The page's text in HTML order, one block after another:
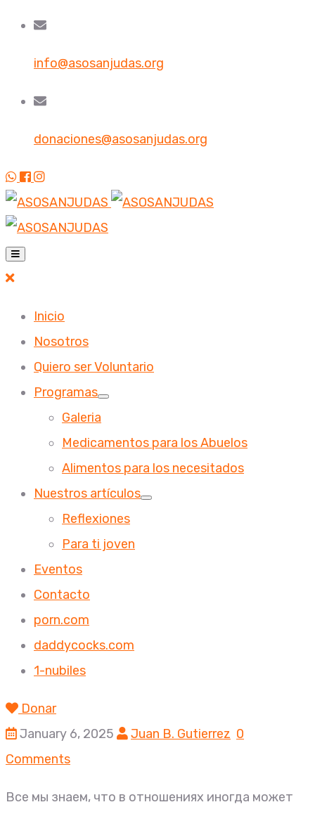
info@asosanjudas.org
donaciones@asosanjudas.org
Inicio
Nosotros
Quiero ser Voluntario
Programas
Galeria
Medicamentos para los Abuelos
Alimentos para los necesitados
Nuestros artículos
Reflexiones
Para ti joven
Eventos
Contacto
porn.com
daddycocks.com
1-nubiles
Donar
January 6, 2025
Juan B. Gutierrez 0
Comments
Все мы знаем, что в отношениях иногда может